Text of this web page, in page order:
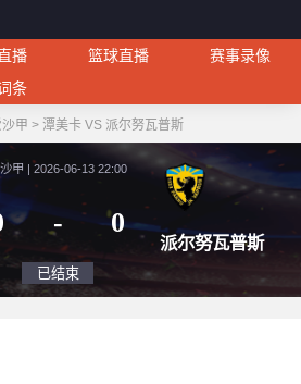
播 篮球直播
赛事录像
条
沙甲 > 潭美卡 VS 派尔努瓦普斯
爱沙甲 | 2026-06-13 22:00
0
派尔